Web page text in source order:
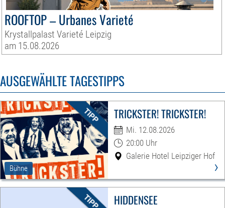
ROOFTOP – Urbanes Varieté
Krystallpalast Varieté Leipzig
am 15.08.2026
AUSGEWÄHLTE TAGESTIPPS
Bühne
TRICKSTER! TRICKSTER!
Mi. 12.08.2026
20:00 Uhr
Galerie Hotel Leipziger Hof
›
HIDDENSEE